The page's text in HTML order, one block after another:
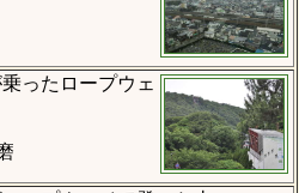
ったロープウェ